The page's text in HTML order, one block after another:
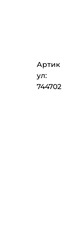
Артик
ул:
744702